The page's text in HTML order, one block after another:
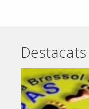
Destacats